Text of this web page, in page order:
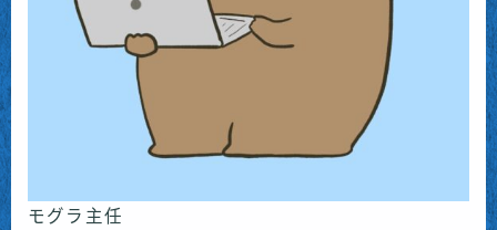
モグラ主任